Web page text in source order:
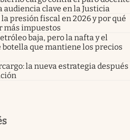
audiencia clave en la Justicia
presión fiscal en 2026 y por qué
más impuestos
baja, pero la nafta y el
botella que mantiene los precios
la nueva estrategia después